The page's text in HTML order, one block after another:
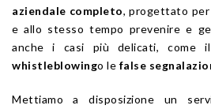
aziendale completo, progettato
e allo stesso tempo prevenire e
anche i casi più delicati, come
whistleblowingo le false
Mettiamo a disposizione un